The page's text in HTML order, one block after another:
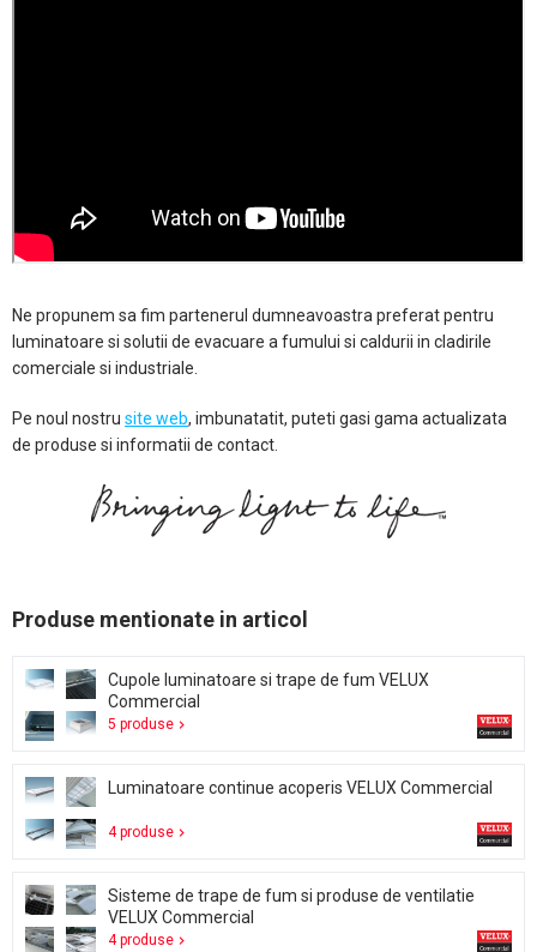
Ne propunem sa fim partenerul dumneavoastra preferat pentru
luminatoare si solutii de evacuare a fumului si caldurii in cladirile
comerciale si industriale.
Pe noul nostru site web, imbunatatit, puteti gasi gama actualizata
de produse si informatii de contact.
Produse mentionate in articol
Cupole luminatoare si trape de fum VELUX
Commercial
5 produse
Luminatoare continue acoperis VELUX Commercial
4 produse
Sisteme de trape de fum si produse de ventilatie
VELUX Commercial
4 produse